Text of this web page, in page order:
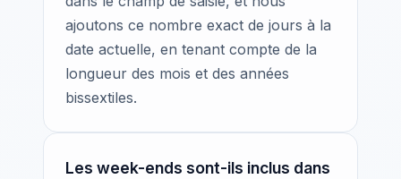
ajoutons ce nombre exact de jours à la
date actuelle, en tenant compte de la
longueur des mois et des années
bissextiles.
Les week-ends sont-ils inclus dans